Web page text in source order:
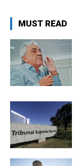
MUST READ